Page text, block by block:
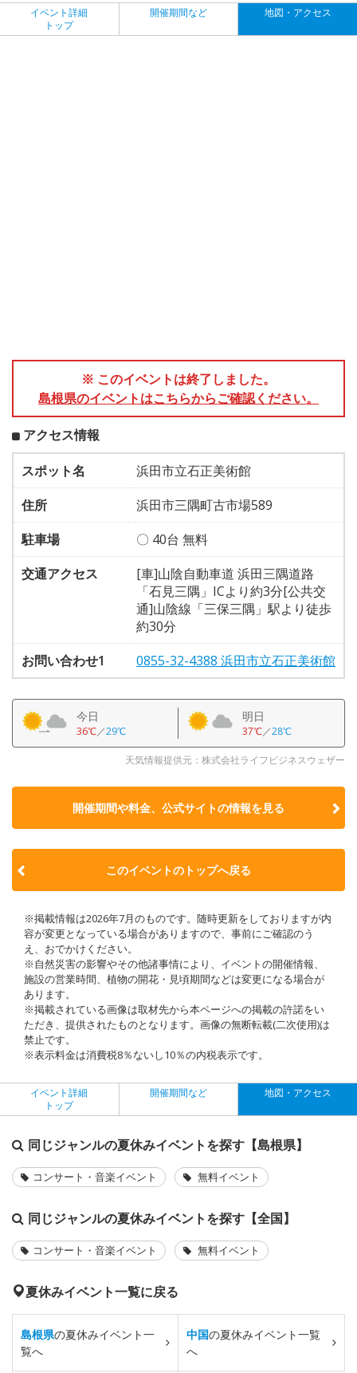
イベント詳細
トップ
開催期間など 地図・アクセス
※ このイベントは終了しました。
島根県のイベントはこちらからご確認ください。
アクセス情報
スポット名
浜田市立石正美術館
住所
浜田市三隅町古市場589
駐車場
〇 40台 無料
交通アクセス
[車]山陰自動車道 浜田三隅道路
「石見三隅」ICより約3分[公共交
通]山陰線「三保三隅」駅より徒歩
約30分
お問い合わせ1
0855-32-4388 浜田市立石正美術館
今日
36℃／29℃
明日
37℃／28℃
天気情報提供元：株式会社ライフビジネスウェザー
開催期間や料金、公式サイトの情報を見る
このイベントのトップへ戻る
※掲載情報は2026年7月のものです。随時更新をしておりますが内
容が変更となっている場合がありますので、事前にご確認のう
え、おでかけください。
※自然災害の影響やその他諸事情により、イベントの開催情報、
施設の営業時間、植物の開花・見頃期間などは変更になる場合が
あります。
※掲載されている画像は取材先から本ページへの掲載の許諾をい
ただき、提供されたものとなります。画像の無断転載(二次使用)は
禁止です。
※表示料金は消費税8％ないし10％の内税表示です。
イベント詳細
トップ
開催期間など 地図・アクセス
同じジャンルの夏休みイベントを探す【島根県】
コンサート・音楽イベント 無料イベント
同じジャンルの夏休みイベントを探す【全国】
コンサート・音楽イベント 無料イベント
夏休みイベント一覧に戻る
島根県の夏休みイベント一
覧へ
中国の夏休みイベント一覧
へ